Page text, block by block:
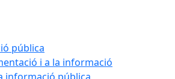
pública
i a la informació